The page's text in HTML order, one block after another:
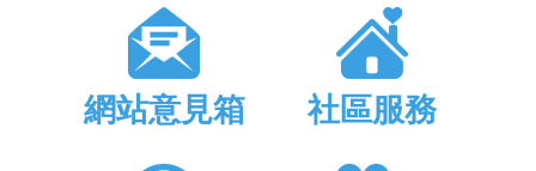
網站意見箱 社區服務